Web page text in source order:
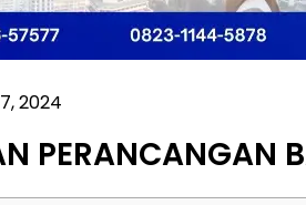
2024
PERANCANGAN